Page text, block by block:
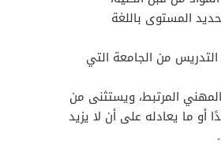
المستوى باللغة
من الجامعة التي
المرتبط، ويستثنى من
ما يعادله على أن لا يزيد